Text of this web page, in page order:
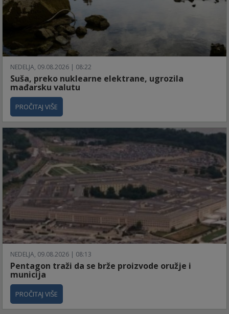
NEDELJA, 09.08.2026 | 08:22
Suša, preko nuklearne elektrane, ugrozila
mađarsku valutu
PROČITAJ VIŠE
NEDELJA, 09.08.2026 | 08:13
Pentagon traži da se brže proizvode oružje i
municija
PROČITAJ VIŠE